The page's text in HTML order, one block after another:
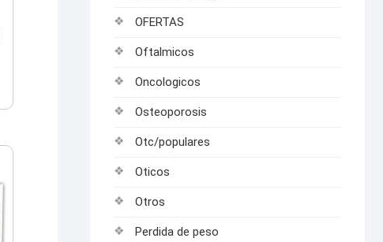
OFERTAS
Oftalmicos
Oncologicos
Osteoporosis
Otc/populares
Oticos
Otros
Perdida de peso